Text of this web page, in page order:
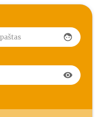
face
visibility